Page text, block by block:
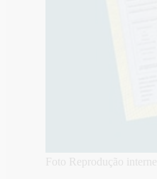
Foto Reprodução internet